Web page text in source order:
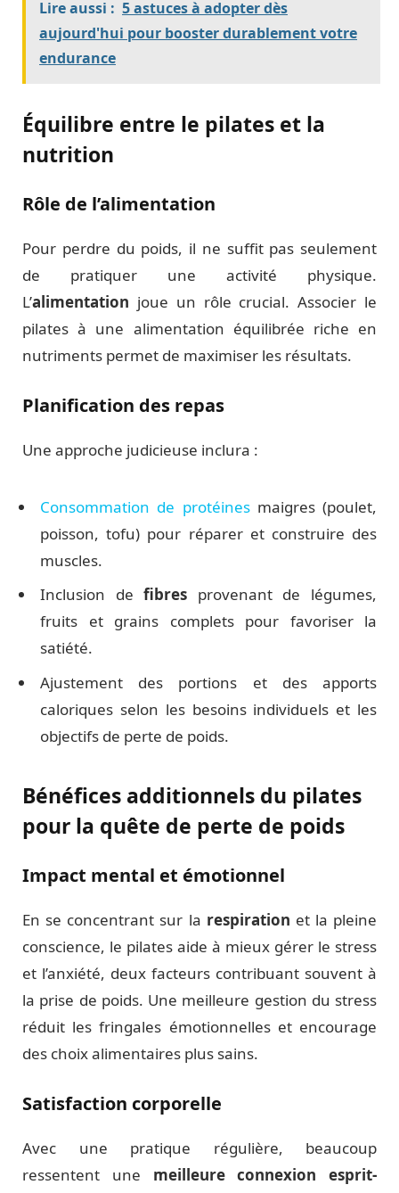
Lire aussi : 5 astuces à adopter dès
aujourd'hui pour booster durablement votre
endurance
Équilibre entre le pilates et la
nutrition
Rôle de l’alimentation
Pour perdre du poids, il ne suffit pas seulement
de pratiquer une activité physique.
L’alimentation joue un rôle crucial. Associer le
pilates à une alimentation équilibrée riche en
nutriments permet de maximiser les résultats.
Planification des repas
Une approche judicieuse inclura :
Consommation de protéinesmaigres (poulet,
poisson, tofu) pour réparer et construire des
muscles.
Inclusion defibres provenant de légumes,
fruits et grains complets pour favoriser la
satiété.
Ajustement des portions et des apports
caloriques selon les besoins individuels et les
objectifs de perte de poids.
Bénéfices additionnels du pilates
pour la quête de perte de poids
Impact mental et émotionnel
En se concentrant sur la respiration et la pleine
conscience, le pilates aide à mieux gérer le stress
et l’anxiété, deux facteurs contribuant souvent à
la prise de poids. Une meilleure gestion du stress
réduit les fringales émotionnelles et encourage
des choix alimentaires plus sains.
Satisfaction corporelle
Avec une pratique régulière, beaucoup
ressentent une meilleure connexion esprit-